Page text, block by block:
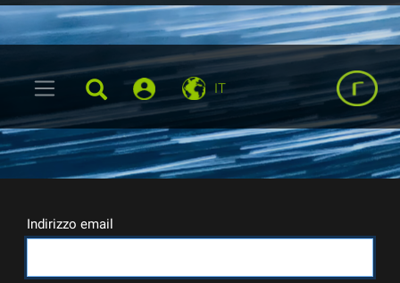
IT
Indirizzo email